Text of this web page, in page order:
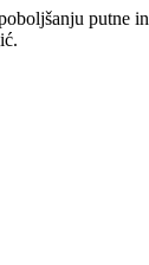
putne